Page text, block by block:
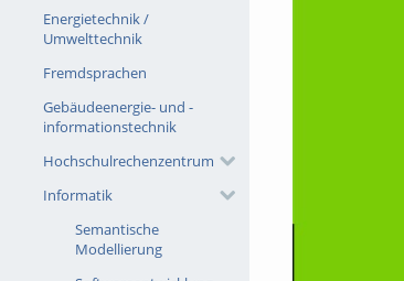
Energietechnik /
Umwelttechnik
Fremdsprachen
Gebäudeenergie- und -
informationstechnik
Hochschulrechenzentrum
Informatik
Semantische
Modellierung